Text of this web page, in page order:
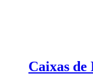
Caixas